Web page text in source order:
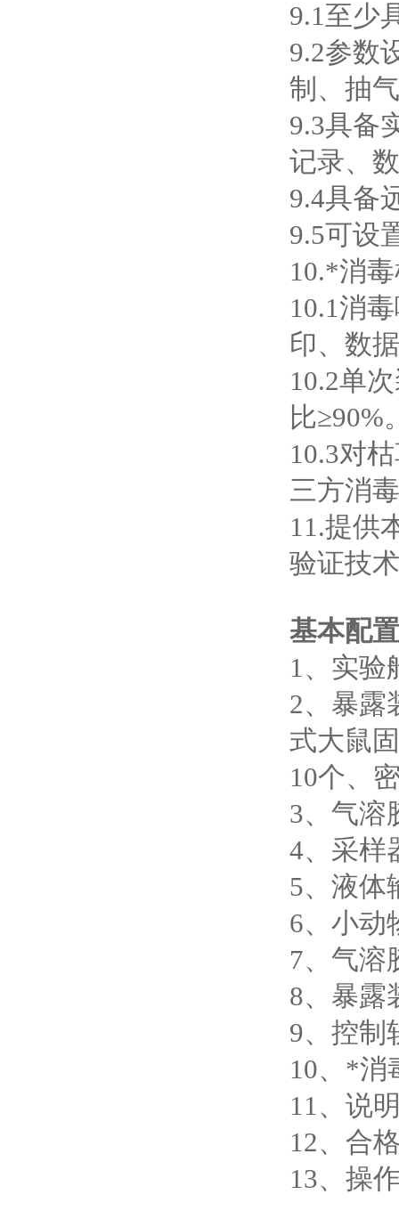
9.1至少
9.2参数
制、抽
9.3具备
记录、
9.4具备
9.5可设
10.*消
10.1消
印、数
10.2单
比≥90%
10.3对
三方消
11.提供
验证技
基本配
1、实验
2、暴露
式大鼠
10个、
3、气溶
4、采样
5、液体
6、小动
7、气溶
8、暴露
9、控制
10、*消
11、说
12、合
13、操